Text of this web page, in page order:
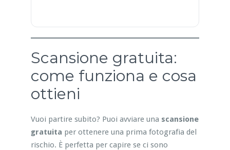
Scansione gratuita:
come funziona e cosa
ottieni
Vuoi partire subito? Puoi avviare una scansione
gratuita per ottenere una prima fotografia del
rischio. È perfetta per capire se ci sono